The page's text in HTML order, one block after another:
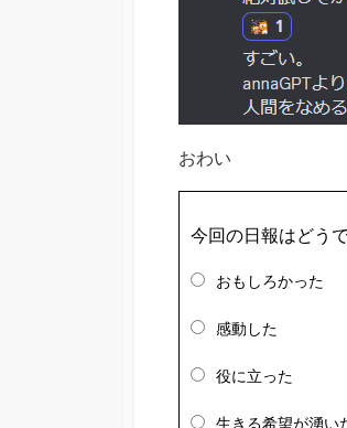
おわい
今回の日報はどう
おもしろかった
感動した
役に立った
生きる希望が湧い